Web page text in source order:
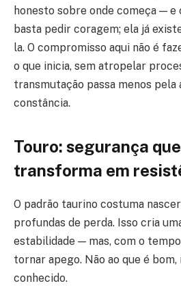
honesto sobre onde começa — e
basta pedir coragem; ela já
la. O compromisso aqui não é
o que inicia, sem atropelar
transmutação passa menos pela
constância.
Touro: segurança
transforma em
O padrão taurino costuma
profundas de perda. Isso cria
estabilidade — mas, com o
tornar apego. Não ao que é bom,
conhecido.